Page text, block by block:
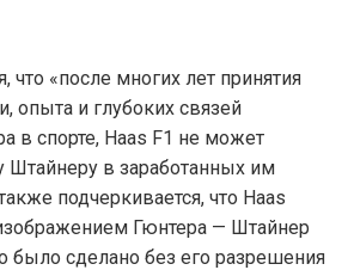
что «после многих лет принятия
опыта и глубоких связей
в спорте, Haas F1 не может
Штайнеру в заработанных им
подчеркивается, что Haas
Гюнтера — Штайнер
было сделано без его разрешения